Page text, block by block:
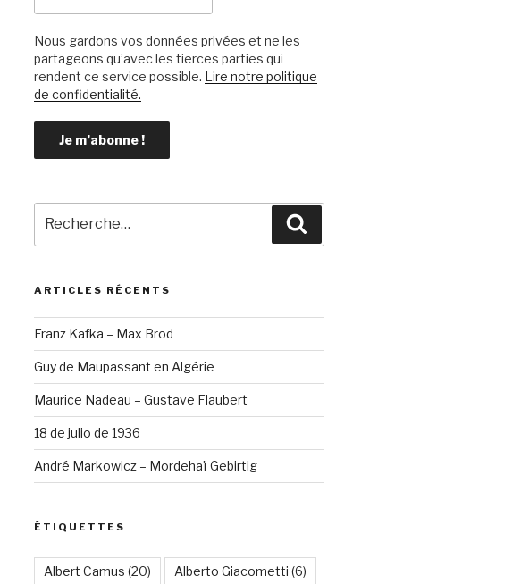
Nous gardons vos données privées et ne les
partageons qu’avec les tierces parties qui
rendent ce service possible. Lire notre politique
de confidentialité.
pour
:
ARTICLES RÉCENTS
Franz Kafka – Max Brod
Guy de Maupassant en Algérie
Maurice Nadeau – Gustave Flaubert
18 de julio de 1936
André Markowicz – Mordehaï Gebirtig
ÉTIQUETTES
Albert Camus (20) Alberto Giacometti (6)